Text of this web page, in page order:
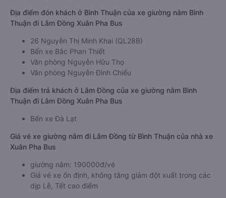
Địa điểm đón khách ở Bình Thuận của xe giường nằm Bình
Thuận đi Lâm Đồng Xuân Pha Bus
26 Nguyễn Thị Minh Khai (QL28B)
Bến xe Bắc Phan Thiết
Văn phòng Nguyễn Hữu Thọ
Văn phòng Nguyễn Đình Chiểu
Địa điểm trả khách ở Lâm Đồng của xe giường nằm Bình
Thuận đi Lâm Đồng Xuân Pha Bus
Bến xe Đà Lạt
Giá vé xe giường nằm đi Lâm Đồng từ Bình Thuận của nhà xe
Xuân Pha Bus
giường nằm: 190000đ/vé
Giá vé xe ổn định, không tăng giảm đột xuất trong các
dịp Lễ, Tết cao điểm